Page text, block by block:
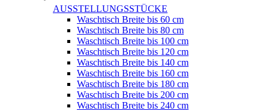
AUSSTELLUNGSSTÜCKE
Waschtisch Breite bis 60 cm
Waschtisch Breite bis 80 cm
Waschtisch Breite bis 100 cm
Waschtisch Breite bis 120 cm
Waschtisch Breite bis 140 cm
Waschtisch Breite bis 160 cm
Waschtisch Breite bis 180 cm
Waschtisch Breite bis 200 cm
Waschtisch Breite bis 240 cm